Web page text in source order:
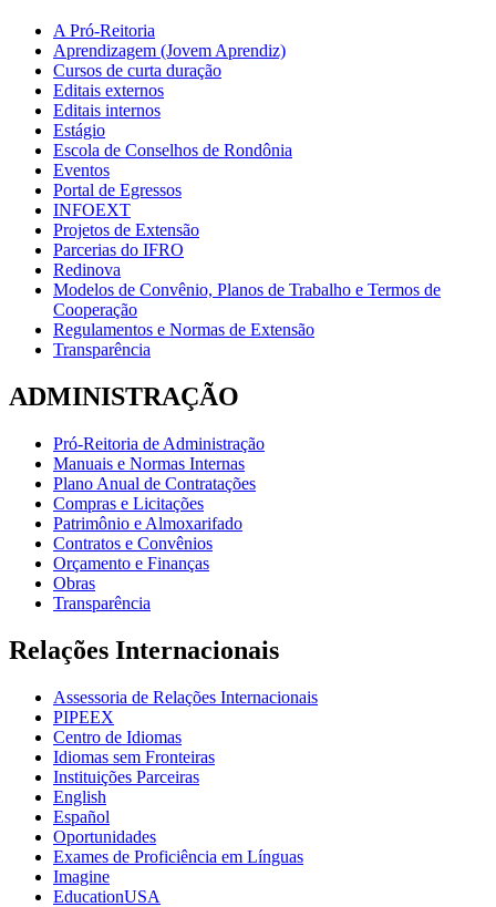
A Pró-Reitoria
Aprendizagem (Jovem Aprendiz)
Cursos de curta duração
Editais externos
Editais internos
Estágio
Escola de Conselhos de Rondônia
Eventos
Portal de Egressos
INFOEXT
Projetos de Extensão
Parcerias do IFRO
Redinova
Modelos de Convênio, Planos de Trabalho e Termos de
Cooperação
Regulamentos e Normas de Extensão
Transparência
ADMINISTRAÇÃO
Pró-Reitoria de Administração
Manuais e Normas Internas
Plano Anual de Contratações
Compras e Licitações
Patrimônio e Almoxarifado
Contratos e Convênios
Orçamento e Finanças
Obras
Transparência
Relações Internacionais
Assessoria de Relações Internacionais
PIPEEX
Centro de Idiomas
Idiomas sem Fronteiras
Instituições Parceiras
English
Español
Oportunidades
Exames de Proficiência em Línguas
Imagine
EducationUSA